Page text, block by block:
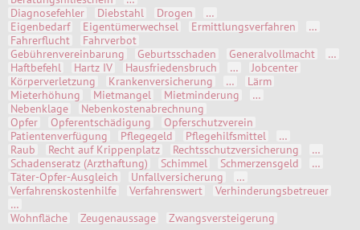
Diagnosefehler
Diebstahl Drogen
…
Eigenbedarf
Eigentümerwechsel Ermittlungsverfahren
…
Fahrerflucht
Fahrverbot
Gebührenvereinbarung
Geburtsschaden Generalvollmacht
…
Haftbefehl
Hartz IV Hausfriedensbruch …
Jobcenter
Körperverletzung
Krankenversicherung …
Lärm
Mieterhöhung
Mietmangel Mietminderung
…
Nebenklage
Nebenkostenabrechnung
Opfer
Opferentschädigung
Opferschutzverein
Patientenverfügung
Pflegegeld Pflegehilfsmittel
…
Raub
Recht auf Krippenplatz Rechtsschutzversicherung
…
Schadenseratz (Arzthaftung)
Schimmel Schmerzensgeld
…
Täter-Opfer-Ausgleich
Unfallversicherung
…
Verfahrenskostenhilfe
Verfahrenswert
Verhinderungsbetreuer
…
Wohnfläche
Zeugenaussage Zwangsversteigerung